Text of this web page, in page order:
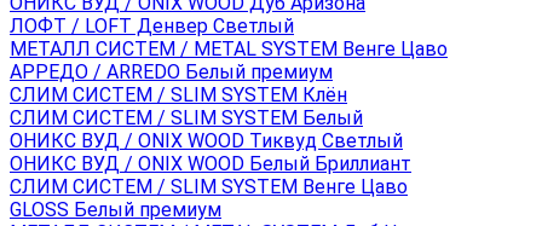
ЛОФТ / LOFT Денвер Светлый
МЕТАЛЛ СИСТЕМ / METAL SYSTEM Венге Цаво
АРРЕДО / ARREDO Белый премиум
СЛИМ СИСТЕМ / SLIM SYSTEM Клён
СЛИМ СИСТЕМ / SLIM SYSTEM Белый
ОНИКС ВУД / ONIX WOOD Тиквуд Светлый
ОНИКС ВУД / ONIX WOOD Белый Бриллиант
СЛИМ СИСТЕМ / SLIM SYSTEM Венге Цаво
GLOSS Белый премиум